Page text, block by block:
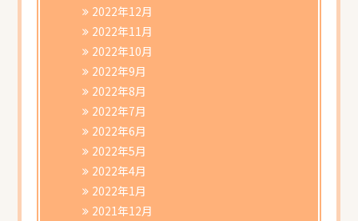
2022年12月
2022年11月
2022年10月
2022年9月
2022年8月
2022年7月
2022年6月
2022年5月
2022年4月
2022年1月
2021年12月